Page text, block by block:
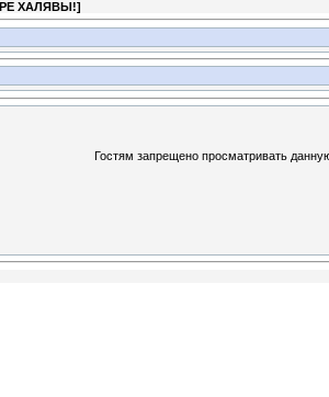
ХАЛЯВЫ!]
Гостям запрещено просматривать